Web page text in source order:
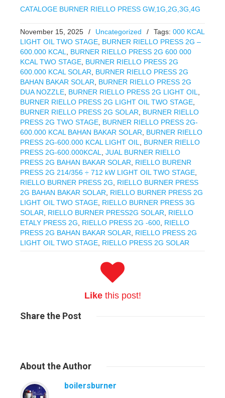
CATALOGE BURNER RIELLO PRESS GW,1G,2G,3G,4G
November 15, 2025 / Uncategorized / Tags: 000 KCAL
LIGHT OIL TWO STAGE BURNER RIELLO PRESS 2G –
600.000 KCAL
BURNER RIELLO PRESS 2G 600 000
KCAL TWO STAGE BURNER RIELLO PRESS 2G
600.000 KCAL SOLAR
BURNER RIELLO PRESS 2G
BAHAN BAKAR SOLAR
BURNER RIELLO PRESS 2G
DUA NOZZLE BURNER RIELLO PRESS 2G LIGHT OIL
BURNER RIELLO PRESS 2G LIGHT OIL TWO STAGE
BURNER RIELLO PRESS 2G SOLAR
BURNER RIELLO
PRESS 2G TWO STAGE BURNER RIELLO PRESS 2G-
600.000 KCAL BAHAN BAKAR SOLAR
BURNER RIELLO
PRESS 2G-600.000 KCAL LIGHT OIL
BURNER RIELLO
PRESS 2G-600.000KCAL
JUAL BURNER RIELLO
PRESS 2G BAHAN BAKAR SOLAR
RIELLO BURENR
PRESS 2G 214/356 ÷ 712 kW LIGHT OIL TWO STAGE
RIELLO BURNER PRESS 2G
RIELLO BURNER PRESS
2G BAHAN BAKAR SOLAR
RIELLO BURNER PRESS 2G
LIGHT OIL TWO STAGE RIELLO BURNER PRESS 3G
SOLAR
RIELLO BURNER PRESS2G SOLAR
RIELLO
ETALY PRESS 2G
RIELLO PRESS 2G -600 RIELLO
PRESS 2G BAHAN BAKAR SOLAR
RIELLO PRESS 2G
LIGHT OIL TWO STAGE RIELLO PRESS 2G SOLAR
Likethis post!
Sharethe Post
About the Author
boilersburner